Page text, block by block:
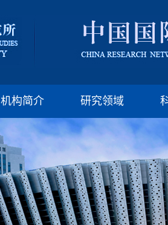
机构简介 研究领域
版权所有：山东
邮编:250100 电话